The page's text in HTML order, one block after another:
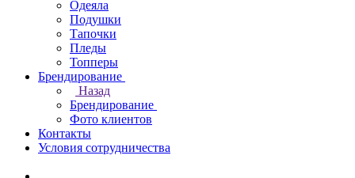
Одеяла
Подушки
Тапочки
Пледы
Топперы
Брендирование
Назад
Брендирование
Фото клиентов
Контакты
Условия сотрудничества